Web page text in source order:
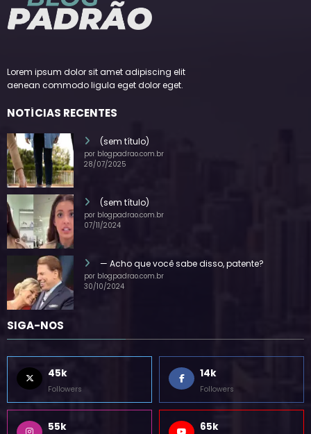
Lorem ipsum dolor sit amet adipiscing elit
(sem título)
por blogpadrao.com.br
(sem título)
por blogpadrao.com.br
— Acho que você sabe disso, patente?
por blogpadrao.com.br
SIGA-NOS
45k
Followers
14k
Followers